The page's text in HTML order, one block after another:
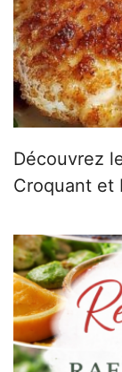
Découvrez
Croquant et